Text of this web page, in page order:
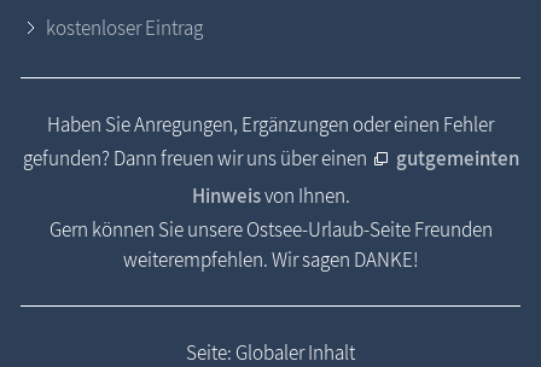
kostenloser Eintrag
Haben Sie Anregungen, Ergänzungen oder einen Fehler
gefunden? Dann freuen wir uns über einen
gutgemeinten
Hinweisvon Ihnen.
Gern können Sie unsere Ostsee-Urlaub-Seite Freunden
weiterempfehlen. Wir sagen DANKE!
Seite: Globaler Inhalt